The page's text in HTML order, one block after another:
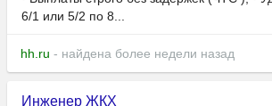
6/1 или 5/2 по 8...
hh.ru - найдена более недели назад
Инженер ЖКХ